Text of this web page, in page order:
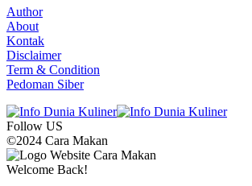
Author
About
Kontak
Disclaimer
Term & Condition
Pedoman Siber
Follow US
©2024 Cara Makan
Welcome Back!